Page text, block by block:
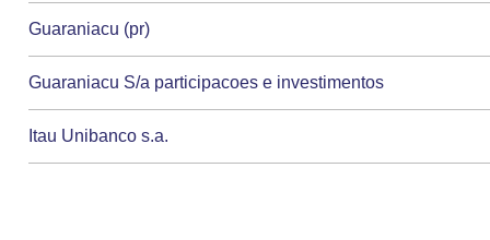
Guaraniacu (pr)
Guaraniacu S/a participacoes e investimentos
Itau Unibanco s.a.